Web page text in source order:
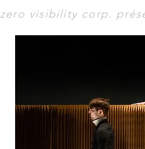
zero visibility corp.